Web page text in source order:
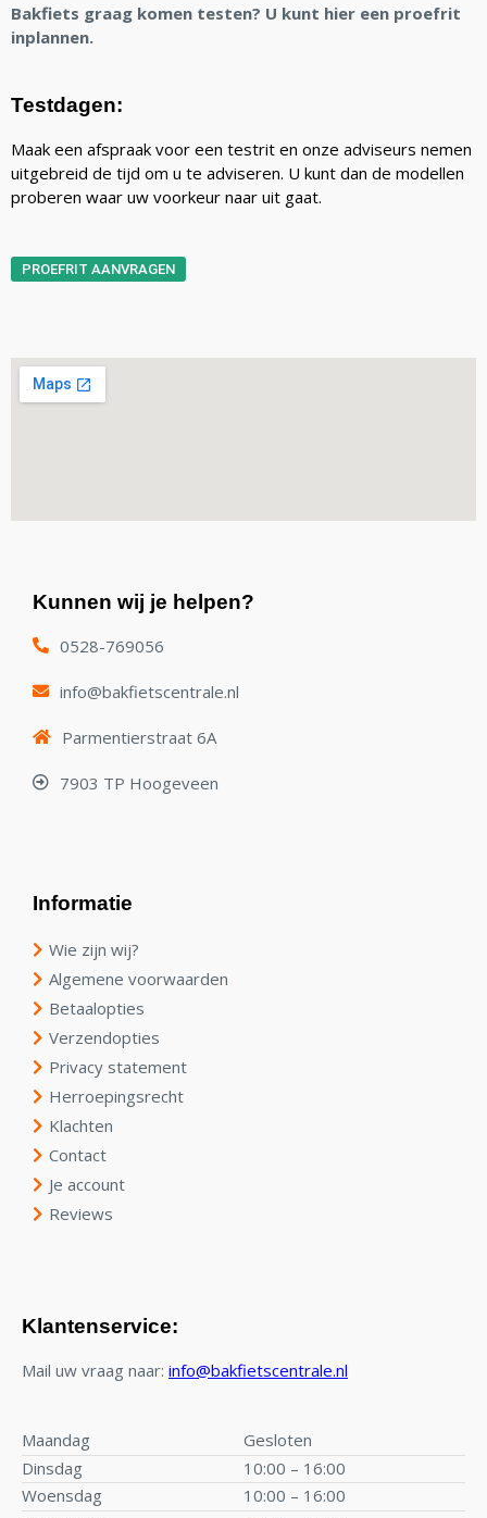
Bakfiets graag komen testen? U kunt hier een proefrit
inplannen.
Testdagen:
Maak een afspraak voor een testrit en onze adviseurs nemen
uitgebreid de tijd om u te adviseren. U kunt dan de modellen
proberen waar uw voorkeur naar uit gaat.
PROEFRIT AANVRAGEN
Kunnen wij je helpen?
0528-769056
info@bakfietscentrale.nl
Parmentierstraat 6A
7903 TP Hoogeveen
Informatie
Wie zijn wij?
Algemene voorwaarden
Betaalopties
Verzendopties
Privacy statement
Herroepingsrecht
Klachten
Contact
Je account
Reviews
Klantenservice:
Mail uw vraag naar: info@bakfietscentrale.nl
Maandag
Gesloten
Dinsdag
10:00 – 16:00
Woensdag
10:00 – 16:00